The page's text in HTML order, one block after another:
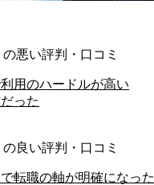
悪い評判・口コミ
用のハードルが高い
った
良い評判・口コミ
転職の軸が明確になった